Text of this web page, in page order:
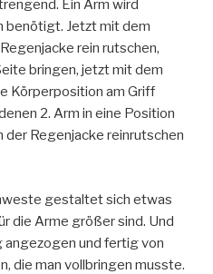
Ein Arm wird
benötigt. Jetzt mit dem
rein rutschen,
bringen, jetzt mit dem
Körperposition am Griff
2. Arm in eine Position
der Regenjacke reinrutschen
gestaltet sich etwas
die Arme größer sind. Und
und fertig von
die man vollbringen musste.